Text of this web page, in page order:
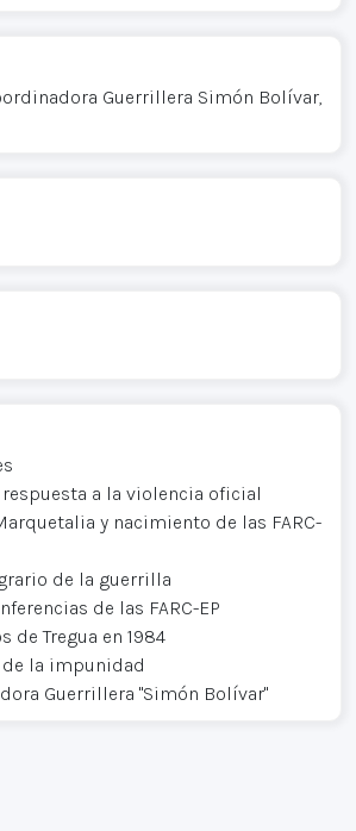
Guerrillera Simón Bolívar,
a la violencia oficial
y nacimiento de las FARC-
de la guerrilla
de las FARC-EP
de Tregua en 1984
la impunidad
Guerrillera "Simón Bolívar"